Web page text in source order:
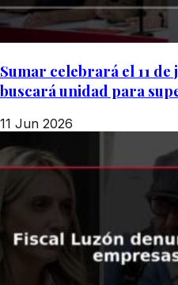
Sumar celebrará el 11
buscará unidad para
11 Jun 2026